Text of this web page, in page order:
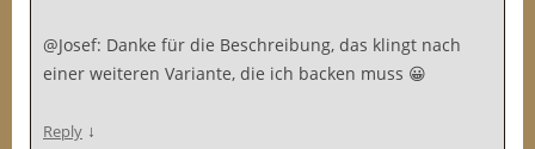
@Josef: Danke für die Beschreibung, das klingt nach
einer weiteren Variante, die ich backen muss 😀
Reply ↓